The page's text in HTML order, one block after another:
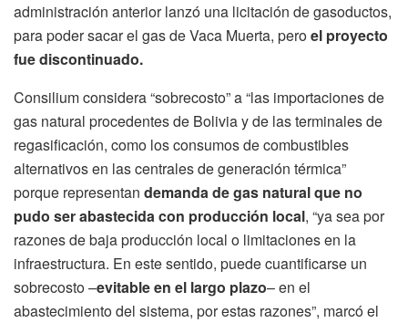
administración anterior lanzó una licitación de gasoductos,
para poder sacar el gas de Vaca Muerta, peroel proyecto
fue discontinuado.
Consilium considera “sobrecosto” a “las importaciones de
gas natural procedentes de Bolivia y de las terminales de
regasificación, como los consumos de combustibles
alternativos en las centrales de generación térmica”
porque representan demanda de gas natural que no
pudo ser abastecida con producción local, “ya sea por
razones de baja producción local o limitaciones en la
infraestructura. En este sentido, puede cuantificarse un
sobrecosto –evitable en el largo plazo– en el
abastecimiento del sistema, por estas razones”, marcó el